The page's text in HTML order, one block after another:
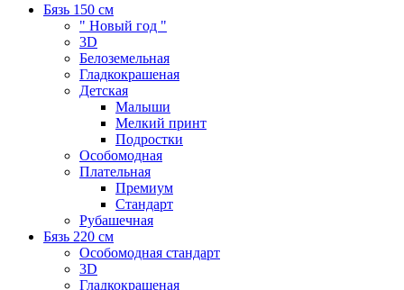
Бязь 150 см
" Новый год "
3D
Белоземельная
Гладкокрашеная
Детская
Малыши
Мелкий принт
Подростки
Особомодная
Плательная
Премиум
Стандарт
Рубашечная
Бязь 220 см
Особомодная стандарт
3D
Гладкокрашеная